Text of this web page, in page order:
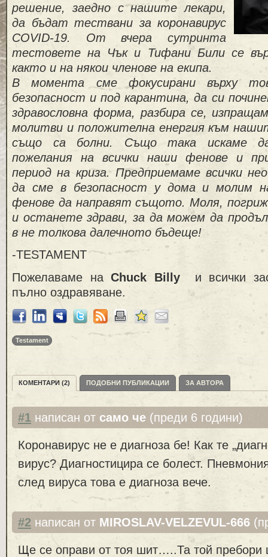
решение, заедно с нашите лекари,
да бъдат тествани за коронавирус
COVID-19. От вчера сутринта
тестовете на Чък и Тифани Били се
както и на някои членове на екипа.
В момента сме фокусирани върху
безопасност и под карантина, да си
здравословна форма, разбира се,
молитви и положителна енергия към
също са болни. Също така искаме
пожелания на всички наши фенове и
период на криза. Предприемаме всички
да сме в безопасност у дома и молим
фенове да направят същото. Моля,
и останете здрави, за да можем да
в не толкова далечното бъдеще!
-TESTAMENT
Пожелаваме наChuck Billyи всички
пълно оздравяване.
Testament
КОМЕНТАРИ (2) ПОДОБНИ ПУБЛИКАЦИИ ЗА АВТОРА
#1 написан от само че (преди 6 години)
Коронавирус не е диагноза бе! Как те
вирус? Диагностицира се болест.
след вируса това е диагноза вече.
#2 написан от MIROSLAV-VELZEVUL-666
Ще се оправи от тоя шит…..Та той пребори